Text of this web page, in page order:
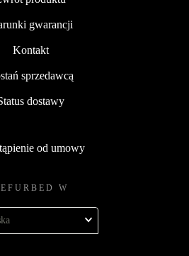
gwarancji
Kontakt
sprzedawcą
dostawy
od umowy
W